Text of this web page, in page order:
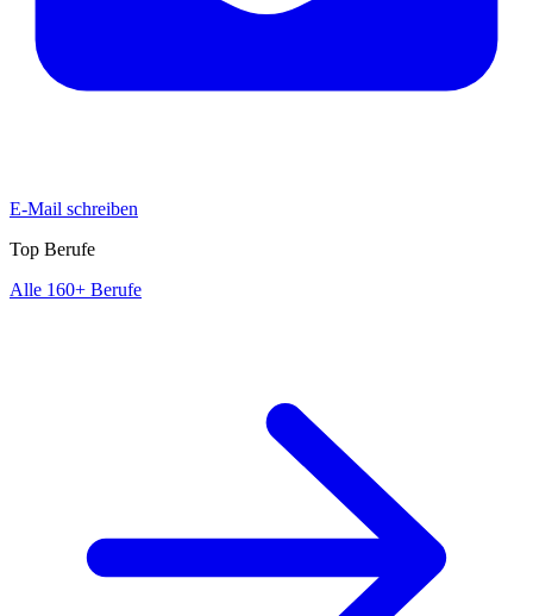
E-Mail schreiben
Top Berufe
Alle 160+ Berufe